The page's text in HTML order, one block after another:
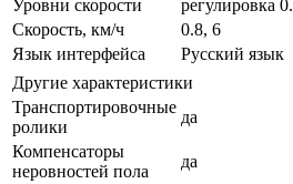
Уровни скорости
регулировка
Скорость, км/ч
0.8, 6
Язык интерфейса
Русский язык
Другие характеристики
Транспортировочные
ролики
да
Компенсаторы
неровностей пола
да